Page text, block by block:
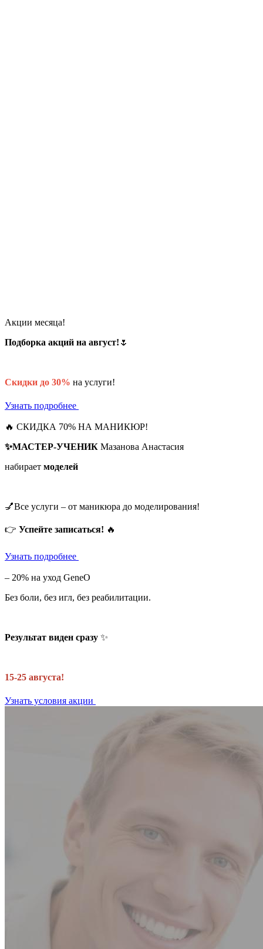
Акции месяца!
Подборка акций на август! 🌷
Скидки до 30% на услуги!
Узнать подробнее
🔥 СКИДКА 70% НА МАНИКЮР!
✨МАСТЕР-УЧЕНИК Мазанова Анастасия
набирает моделей
💅Все услуги – от маникюра до моделирования!
👉 Успейте записаться! 🔥
Узнать подробнее
– 20% на уход GeneO
Без боли, без игл, без реабилитации.
Результат виден сразу ✨
15-25 августа!
Узнать условия акции